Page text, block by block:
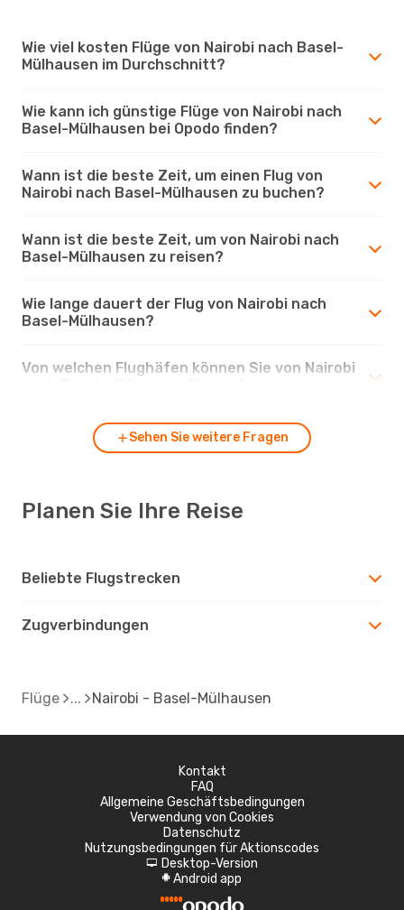
Wie viel kosten Flüge von Nairobi nach Basel-
Mülhausen im Durchschnitt?
Wie kann ich günstige Flüge von Nairobi nach
Basel-Mülhausen bei Opodo finden?
Wann ist die beste Zeit, um einen Flug von
Nairobi nach Basel-Mülhausen zu buchen?
Wann ist die beste Zeit, um von Nairobi nach
Basel-Mülhausen zu reisen?
Wie lange dauert der Flug von Nairobi nach
Basel-Mülhausen?
Von welchen Flughäfen können Sie von Nairobi
Sehen Sie weitere Fragen
Planen Sie Ihre Reise
Beliebte Flugstrecken
Zugverbindungen
Flüge Nairobi - Basel-Mülhausen
Kontakt
FAQ
Allgemeine Geschäftsbedingungen
Verwendung von Cookies
Datenschutz
Nutzungsbedingungen für Aktionscodes
d Desktop-Version
A Android app